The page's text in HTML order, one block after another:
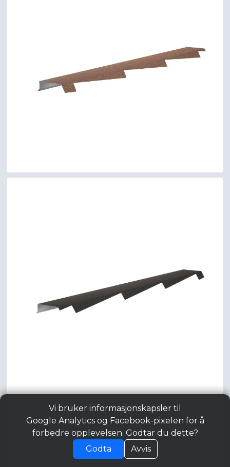
Vi bruker informasjonskapsler til
Google Analytics og Facebook-pixelen for å
forbedre opplevelsen. Godtar du dette?
Godta
Avvis